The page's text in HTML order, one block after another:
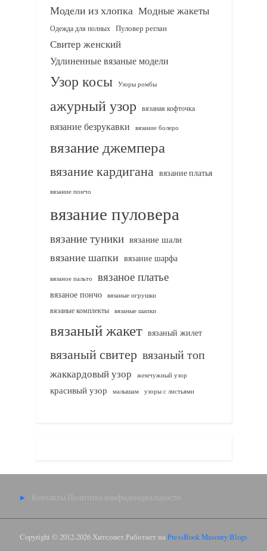
Модели из хлопка Модные жакеты
Одежда для полных Пуловер реглан
Свитер женский
Удлиненные вязаные модели
Узор косы Узоры ромбы
ажурный узор вязаная кофточка
вязание безрукавки вязание болеро
вязание джемпера
вязание кардигана вязание платья
вязание пончо
вязание пуловера
вязание туники вязание шали
вязание шапки вязание шарфа
вязаное пальто вязаное платье
вязаное пончо вязаные игрушки
вязаные комплекты
вязаные шапки
вязаный жакет вязаный жилет
вязаный свитер вязаный топ
жаккардовый узор жемчужный узор
красивый узор малышам узоры с листьями
Контакты Политика конфиденциальности
Copyright © 2012-2026 Хитсовет.Работает на PressBook Masonry Blogs